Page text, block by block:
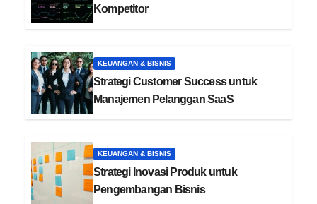
Kompetitor
KEUANGAN & BISNIS
Strategi Customer Success untuk
Manajemen Pelanggan SaaS
KEUANGAN & BISNIS
Strategi Inovasi Produk untuk
Pengembangan Bisnis